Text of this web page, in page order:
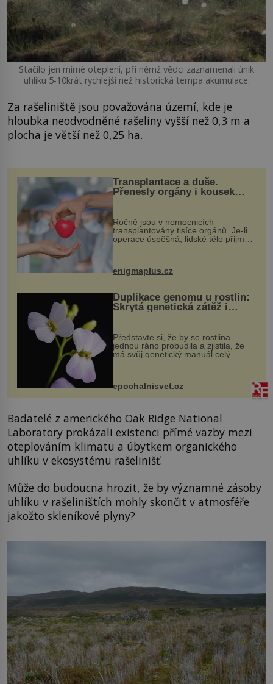
Stačilo jen mírné oteplení, při němž vědci zaznamenali únik
uhlíku 5-10krát rychlejší než historická tempa akumulace.
Za rašeliniště jsou považována území, kde je
hloubka neodvodněné rašeliny vyšší než 0,3 m a
plocha je větší než 0,25 ha.
Transplantace a duše.
Přenesly orgány i kousek
Ročně jsou v nemocnicích
transplantovány tisíce orgánů. Je-li
operace úspěšná, lidské tělo přijme
enigmaplus.cz
Duplikace genomu u rostlin:
Skrytá genetická zátěž i
Představte si, že by se rostlina
jednou ráno probudila a zjistila, že
má svůj genetický manuál celý
vstupenka...
epochalnisvet.cz
Badatelé z amerického Oak Ridge National
Laboratory prokázali existenci přímé vazby mezi
oteplováním klimatu a úbytkem organického
uhlíku v ekosystému rašelinišť.
Může do budoucna hrozit, že by významné zásoby
uhlíku v rašeliništích mohly skončit v atmosféře
jakožto skleníkové plyny?